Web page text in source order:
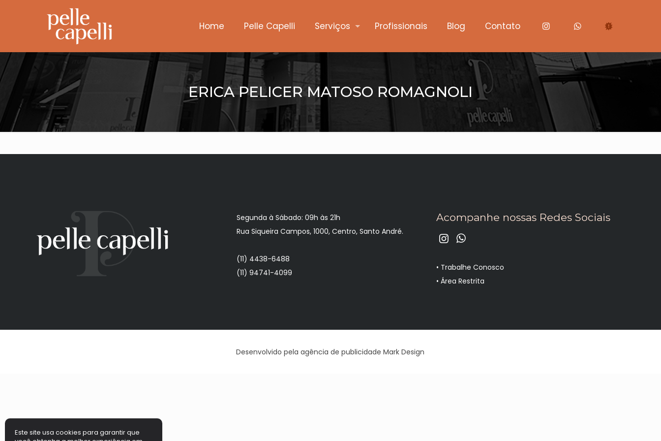
Home Pelle Capelli Serviços Profissionais Blog Contato
ERICA PELICER MATOSO ROMAGNOLI
Segunda à Sábado: 09h às 21h
Rua Siqueira Campos, 1000, Centro, Santo André.
(11) 4438-6488
(11) 94741-4099
Este site usa cookies para garantir que
Acompanhe nossas Redes Sociais
• Trabalhe Conosco
•Área Restrita
Desenvolvido pelaagência de publicidade Mark Design